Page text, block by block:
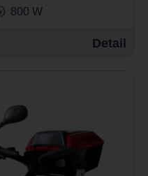
800 W
Detail